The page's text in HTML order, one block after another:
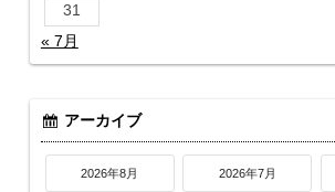
31
« 7月
アーカイブ
2026年8月 2026年7月